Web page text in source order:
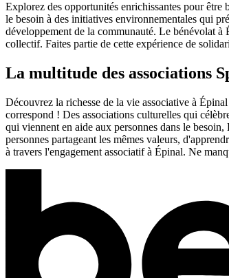
Explorez des opportunités enrichissantes pour
le besoin à des initiatives environnementales qui
développement de la communauté. Le bénévolat
collectif. Faites partie de cette expérience de
La multitude des associations
Découvrez la richesse de la vie associative à
correspond ! Des associations culturelles qui
qui viennent en aide aux personnes dans le
personnes partageant les mêmes valeurs,
à travers l'engagement associatif à Épinal. Ne